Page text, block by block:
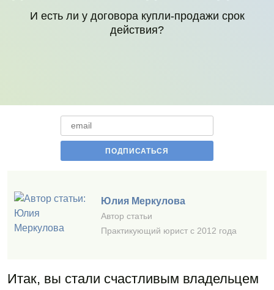
И есть ли у договора купли-продажи срок
действия?
Юлия Меркулова
Автор статьи
Практикующий юрист с 2012 года
Итак, вы стали счастливым владельцем